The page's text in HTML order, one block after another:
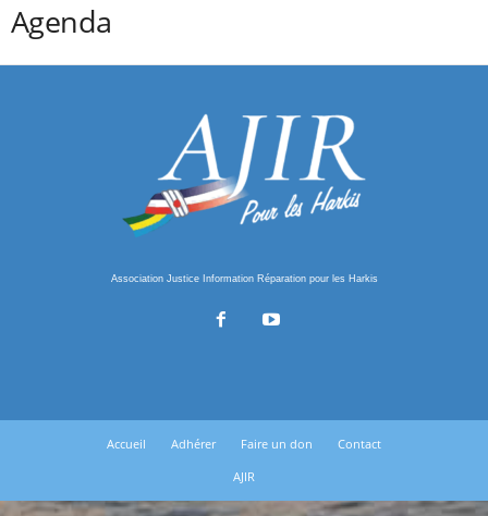
Agenda
Association Justice Information Réparation pour les Harkis
Accueil Adhérer Faire un don
Contact
AJIR